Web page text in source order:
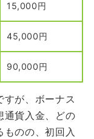
15,000円
45,000円
90,000円
すが、ボーナス
通貨入金、どの
ものの、初回入